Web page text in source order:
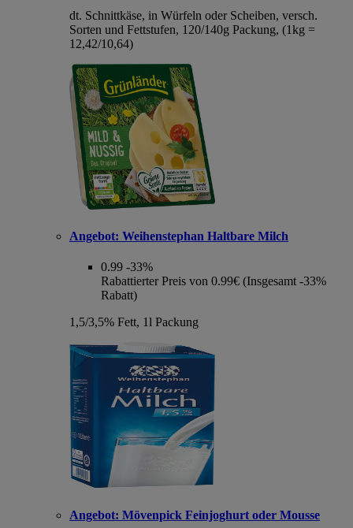
dt. Schnittkäse, in Würfeln oder Scheiben, versch.
Sorten und Fettstufen, 120/140g Packung, (1kg =
12,42/10,64)
Angebot: Weihenstephan Haltbare Milch
0.99 -33%
Rabattierter Preis von 0.99€ (Insgesamt -33%
Rabatt)
1,5/3,5% Fett, 1l Packung
Angebot: Mövenpick Feinjoghurt oder Mousse